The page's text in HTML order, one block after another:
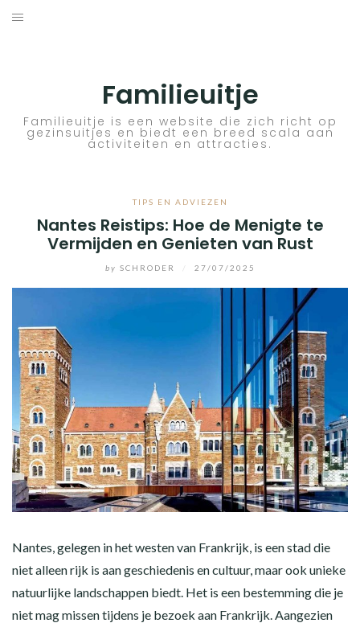
Skip
Familieuitje
Familieuitje is een website die zich richt op
gezinsuitjes en biedt een breed scala aan
activiteiten en attracties.
TIPS EN ADVIEZEN
Nantes Reistips: Hoe de Menigte te
Vermijden en Genieten van Rust
by SCHRODER 27/07/2025
Nantes, gelegen in het westen van Frankrijk, is een stad die
niet alleen rijk is aan geschiedenis en cultuur, maar ook unieke
natuurlijke landschappen biedt. Het is een bestemming die je
niet mag missen tijdens je bezoek aan Frankrijk. Aangezien
HOTELTIPS